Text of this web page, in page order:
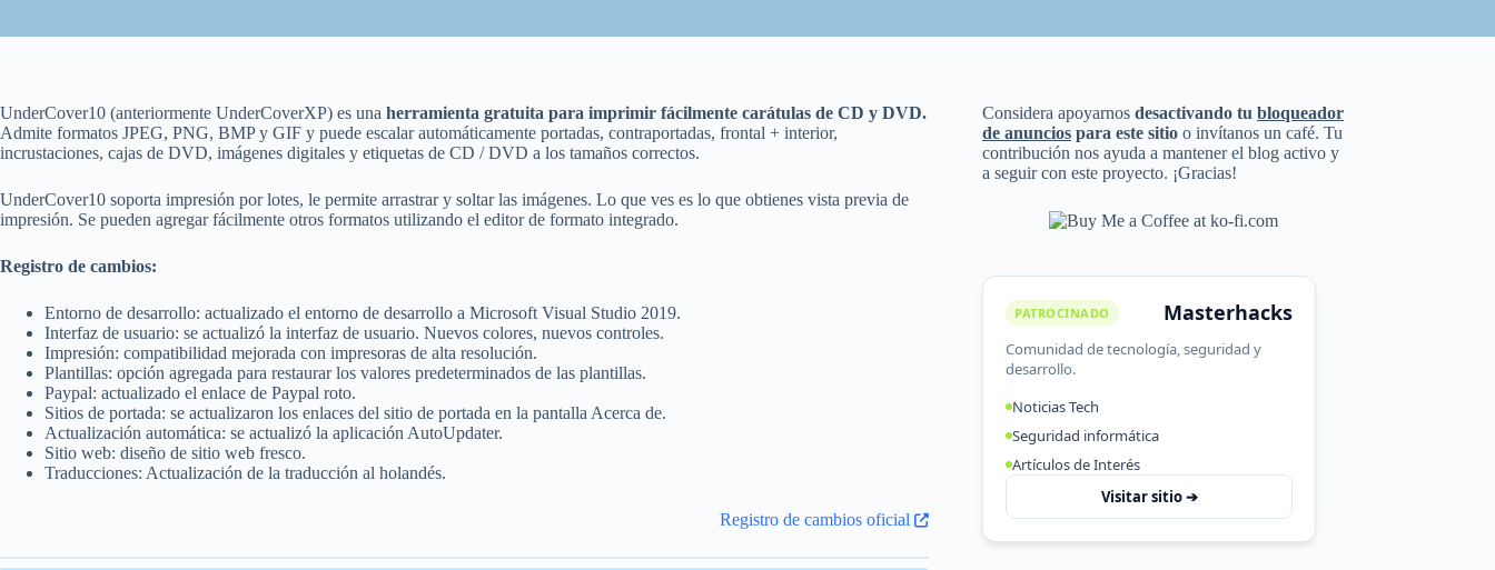
UnderCover10 (anteriormente UnderCoverXP) es una herramienta gratuita para imprimir fácilmente carátulas de CD y DVD.
Admite formatos JPEG, PNG, BMP y GIF y puede escalar automáticamente portadas, contraportadas, frontal + interior,
incrustaciones, cajas de DVD, imágenes digitales y etiquetas de CD / DVD a los tamaños correctos.
UnderCover10 soporta impresión por lotes, le permite arrastrar y soltar las imágenes. Lo que ves es lo que obtienes vista previa de
impresión. Se pueden agregar fácilmente otros formatos utilizando el editor de formato integrado.
Registro de cambios:
Entorno de desarrollo: actualizado el entorno de desarrollo a Microsoft Visual Studio 2019.
Interfaz de usuario: se actualizó la interfaz de usuario. Nuevos colores, nuevos controles.
Impresión: compatibilidad mejorada con impresoras de alta resolución.
Plantillas: opción agregada para restaurar los valores predeterminados de las plantillas.
Paypal: actualizado el enlace de Paypal roto.
Sitios de portada: se actualizaron los enlaces del sitio de portada en la pantalla Acerca de.
Actualización automática: se actualizó la aplicación AutoUpdater.
Sitio web: diseño de sitio web fresco.
Traducciones: Actualización de la traducción al holandés.
Registro de cambios oficial
Considera apoyarnosdesactivando tubloqueador
de anuncios para este sitio o invítanos un café. Tu
contribución nos ayuda a mantener el blog activo y
a seguir con este proyecto. ¡Gracias!
PATROCINADO Masterhacks
Comunidad de tecnología, seguridad y
desarrollo.
Noticias Tech
Seguridad informática
Artículos de Interés
Visitar sitio ➔